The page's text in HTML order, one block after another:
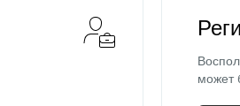
может